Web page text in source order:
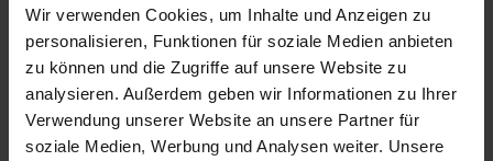
Wir verwenden Cookies, um Inhalte und Anzeigen zu
personalisieren, Funktionen für soziale Medien anbieten
zu können und die Zugriffe auf unsere Website zu
analysieren. Außerdem geben wir Informationen zu Ihrer
Verwendung unserer Website an unsere Partner für
soziale Medien, Werbung und Analysen weiter. Unsere
1
ISBN
978-3-487-12520-6
Subtitle